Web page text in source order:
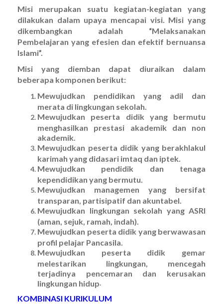
Misi merupakan suatu kegiatan-kegiatan yang
dilakukan dalam upaya mencapai visi. Misi yang
dikembangkan adalah
“Melaksanakan
Pembelajaran yang efesien dan efektif bernuansa
Islami”.
Misi yang diemban dapat diuraikan dalam
beberapa komponen berikut:
Mewujudkan pendidikan yang adil dan
merata di lingkungan sekolah.
Mewujudkan peserta didik yang bermutu
menghasilkan prestasi akademik dan non
akademik.
Mewujudkan peserta didik yang berakhlakul
karimah yang didasari imtaq dan iptek.
Mewujudkan pendidik dan tenaga
kependidikan yang bermutu.
Mewujudkan managemen yang bersifat
transparan, partisipatif dan akuntabel.
Mewujudkan lingkungan sekolah yang ASRI
(aman, sejuk, ramah, indah).
Mewujudkan peserta didik yang berwawasan
profil pelajar Pancasila.
Mewujudkan peserta didik gemar
melestarikan lingkungan, mencegah
terjadinya pencemaran dan kerusakan
lingkungan hidup.
KOMBINASI KURIKULUM